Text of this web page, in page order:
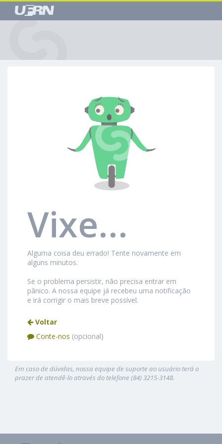
Vixe...
Alguma coisa deu errado! Tente novamente em
alguns minutos.
Se o problema persistir, não precisa entrar em
pânico. A nossa equipe já recebeu uma notificação
e irá corrigir o mais breve possível.
Voltar
Conte-nos (opcional)
Em caso de dúvidas, nossa equipe de suporte ao usuário terá o
prazer de atendê-lo através do telefone (84) 3215-3148.